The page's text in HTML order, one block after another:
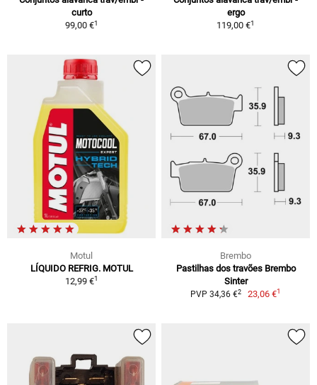
curto
99,00 €1
ergo
119,00 €1
Motul
LÍQUIDO REFRIG. MOTUL
12,99 €1
Brembo
Pastilhas dos travões Brembo
Sinter
PVP 34,36 €2 23,06 €1